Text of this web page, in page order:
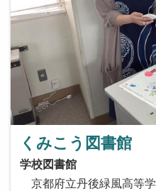
くみこう図書館
学校図書館
京都府立丹後緑風高等